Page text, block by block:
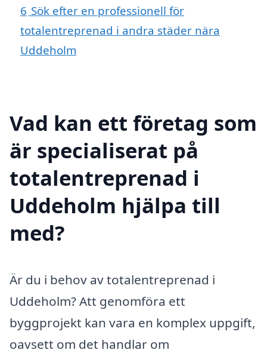
6 Sök efter en professionell för
totalentreprenad i andra städer nära
Uddeholm
Vad kan ett företag som
är specialiserat på
totalentreprenad i
Uddeholm hjälpa till
med?
Är du i behov av totalentreprenad i
Uddeholm? Att genomföra ett
byggprojekt kan vara en komplex uppgift,
oavsett om det handlar om